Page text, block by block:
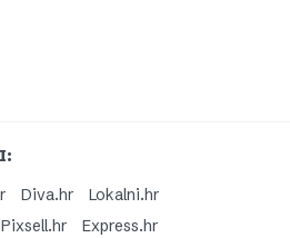
Diva.hr
Lokalni.hr
Pixsell.hr
Express.hr